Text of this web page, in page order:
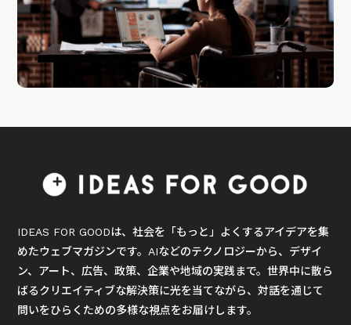
IDEAS FOR GOODは、社会を「もっと」よくするアイデアを集
めたウェブマガジンです。AIなどのテクノロジーから、デザイ
ン、アート、広告、政策、企業や地域の実践まで。世界中に散ら
ばるクリエイティブな解決策に光を当てながら、対話を通じて
問いをひらくための多様な視点をお届けします。